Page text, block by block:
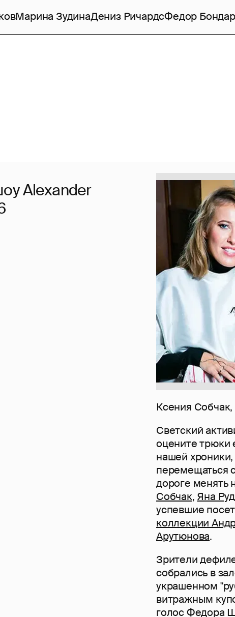
Марина ЗудинаДениз РичардсФедор
Ксения
Светский
оцените трюки
нашей
перемещаться
дороге менять
Собчак, Яна
успевшие
коллекции
Арутюнова.
Зрители
собрались в
украшенном
витражным
голос Федора
Alexander